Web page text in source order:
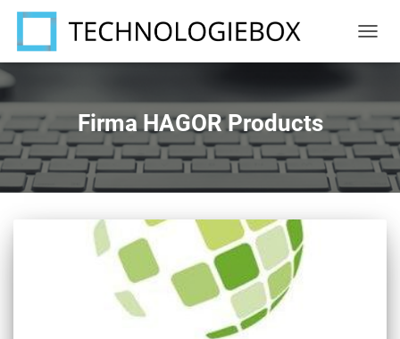
Firma HAGOR Products